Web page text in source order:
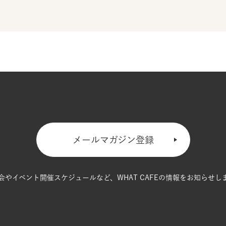
メールマガジン登録
やイベント開催スケジュールなど、 WHAT CAFEの情報をお知らせし